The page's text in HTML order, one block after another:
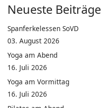
Neueste Beiträge
Spanferkelessen SoVD
03. August 2026
Yoga am Abend
16. Juli 2026
Yoga am Vormittag
16. Juli 2026